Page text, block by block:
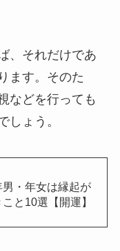
、それだけであ
ます。そのた
などを行っても
しょう。
男・年女は縁起が
と10選【開運】